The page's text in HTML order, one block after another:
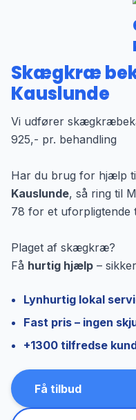
Skægkræ
Kauslunde
Vi udfører
925,- pr. behandling
Har du brug for hjælp
Kauslunde, så ring til
78 for et uforpligtende
Plaget af skægkræ?
Få hurtig hjælp –
Lynhurtig lokal
Fast pris – ingen
+1300 tilfredse
Få tilbud